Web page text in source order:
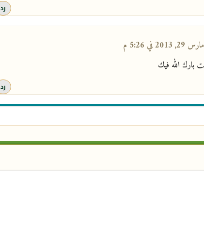
رد
مارس 29, 2013 في 5:26 م
بارك الله فيك
رد